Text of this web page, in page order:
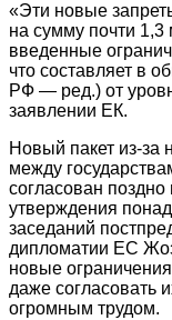
«Эти новые
на сумму почти
введенные
что составляет в
РФ — ред.) от
заявлении ЕК.
Новый пакет из-за
между
согласован
утверждения
заседаний
дипломатии ЕС
новые
даже согласовать
огромным трудом.